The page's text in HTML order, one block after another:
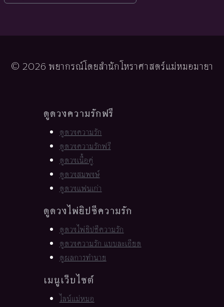
© 2026 พยากรณ์โดยสำนักโหราศาสตร์แม่หมอมายา
ดูดวงความรักฟรี
ดูดวงความรัก
ดูดวงความรักฟรี
ดูดวงเนื้อคู่
ดูดวงสมพงษ์
ดูดวงแฟนเก่า
ดูดวงไพ่ยิปซีความรัก
ดูดวงไพ่ยิปซีความรัก
ดูดวงความรัก แบบละเอียด
ดูผลการทำนาย
เมนูเว็บไซต์
ไลน์แม่หมอ